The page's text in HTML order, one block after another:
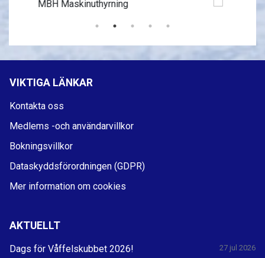
VIKTIGA LÄNKAR
Kontakta oss
Medlems -och användarvillkor
Bokningsvillkor
Dataskyddsförordningen (GDPR)
Mer information om cookies
AKTUELLT
Dags för Våffelskubbet 2026! 27 jul 2026